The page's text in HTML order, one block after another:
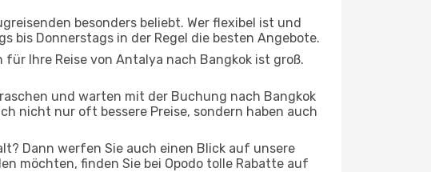
besonders beliebt. Wer flexibel ist und
bis Donnerstags in der Regel die besten Angebote.
Ihre Reise von Antalya nach Bangkok ist groß.
und warten mit der Buchung nach Bangkok
nicht nur oft bessere Preise, sondern haben auch
Dann werfen Sie auch einen Blick auf unsere
möchten, finden Sie bei Opodo tolle Rabatte auf